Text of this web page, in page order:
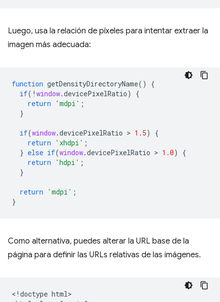
Luego, usa la relación de píxeles para intentar extraer la
imagen más adecuada:
function getDensityDirectoryName()
{
if( ! window.devicePixelRatio)
{
return
'mdpi' ;
}
if(window.devicePixelRatio > 1.5)
{
return
'xhdpi' ;
} else if(window.devicePixelRatio > 1.0)
{
return
'hdpi' ;
}
return 'mdpi' ;
}
Como alternativa, puedes alterar la URL base de la
página para definir las URLs relativas de las imágenes.
<!doctype html>